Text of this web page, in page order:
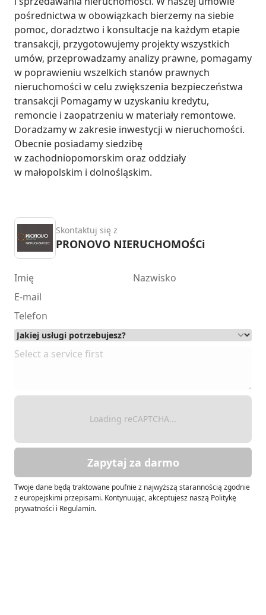
pośrednictwa w obowiązkach bierzemy na siebie
pomoc, doradztwo i konsultacje na każdym etapie
transakcji, przygotowujemy projekty wszystkich
umów, przeprowadzamy analizy prawne, pomagamy
w poprawieniu wszelkich stanów prawnych
nieruchomości w celu zwiększenia bezpieczeństwa
transakcji Pomagamy w uzyskaniu kredytu,
remoncie i zaopatrzeniu w materiały remontowe.
Doradzamy w zakresie inwestycji w nieruchomości.
Obecnie posiadamy siedzibę
w zachodniopomorskim oraz oddziały
w małopolskim i dolnośląskim.
Skontaktuj się z
PRONOVO NIERUCHOMOŚCi
Loading reCAPTCHA...
Zapytaj za darmo
Twoje dane będą traktowane poufnie z najwyższą starannością zgodnie
z europejskimi przepisami. Kontynuując, akceptujesz naszą Politykę
prywatności i Regulamin.